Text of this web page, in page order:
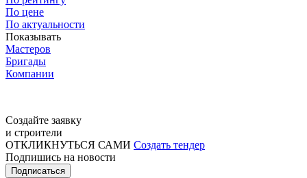
По цене
По актуальности
Показывать
Мастеров
Бригады
Компании
Создайте заявку
и строители
ОТКЛИКНУТЬСЯ САМИ Создать тендер
Подпишись на новости
Подписаться